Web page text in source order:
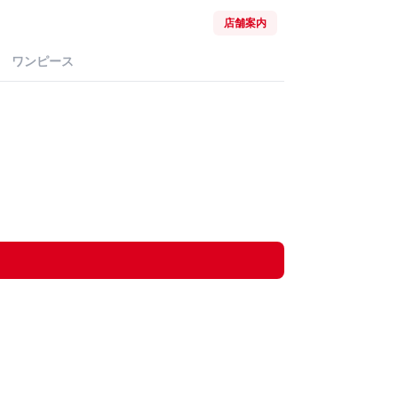
店舗案内
ワンピース